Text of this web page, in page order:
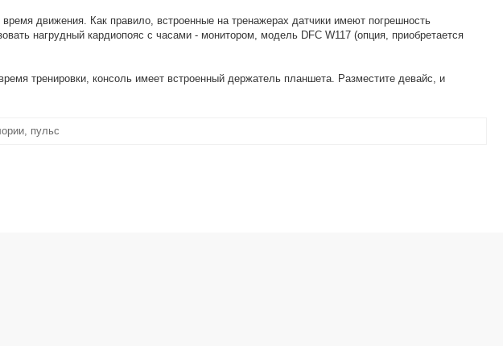
движения. Как правило, встроенные на тренажерах датчики имеют погрешность
нагрудный кардиопояс с часами - монитором, модель DFC W117 (опция, приобретается
тренировки, консоль имеет встроенный держатель планшета. Разместите девайс, и
пульс